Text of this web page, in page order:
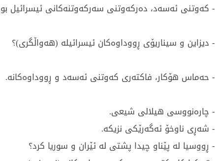
- كەوتنی ئەسەد، دەركەوتنی سەركەوتنەكانی ئیسرائیل
- دیزاین و سیناریۆی ڕووداوەكان ئیسرائیلە (هەواڵگری)؟
- حەماس هۆكار، فاكتەری كەوتنی ئەسەد و ڕووداوەكانە.
- چارەنووسی هیلالی شیعی.
- شەڕی ناوخۆ ئەگەرێكی نزیكە.
- ڕووسیا لە پێناو چیدا پشتی لە ئێران و سوریا كرد؟